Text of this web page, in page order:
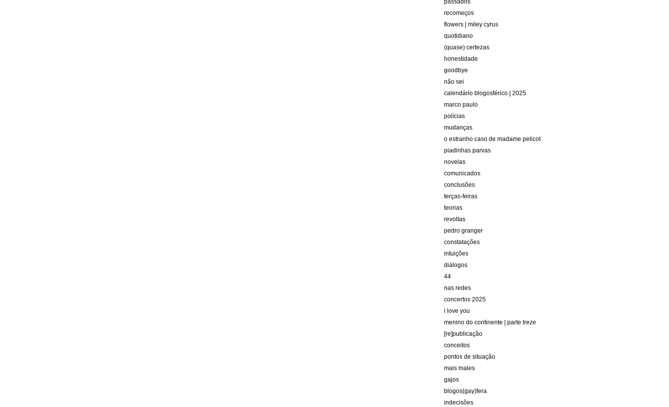
recomeços
flowers | miley cyrus
quotidiano
(quase) certezas
honestidade
goodbye
não sei
calendário blogosférico | 2025
marco paulo
polícias
mudanças
o estranho caso de madame pelicot
piadinhas parvas
novelas
comunicados
conclusões
terças-feiras
teorias
revoltas
pedro granger
constatações
intuições
diálogos
44
nas redes
concertos 2025
i love you
menino do continente | parte treze
[re]publicação
conceitos
pontos de situação
mais males
gajos
blogos(gay)fera
indecisões